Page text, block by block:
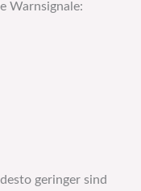
Warnsignale:
geringer sind